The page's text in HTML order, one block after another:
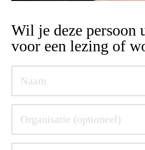
Wil je deze persoon
voor een lezing of